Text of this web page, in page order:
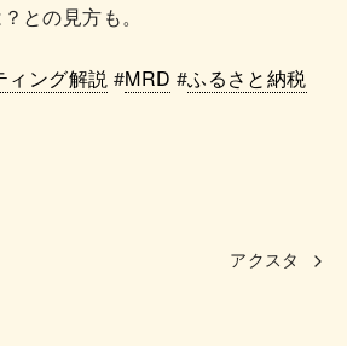
との見方も。
ィング解説 #MRD #ふるさと納税
アクスタ